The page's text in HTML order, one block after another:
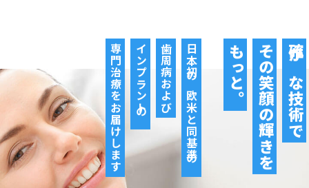
確かな技術で
その笑顔の輝きを
もっと。
日本初の欧米と同基準の
歯周病および
インプラントの
専門治療をお届けします